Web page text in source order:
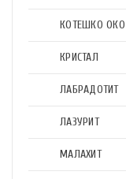
КОТЕШКО ОКО
КРИСТАЛ
ЛАБРАДОТИТ
ЛАЗУРИТ
МАЛАХИТ